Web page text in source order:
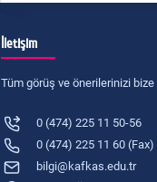
İletişim
Tüm görüş ve önerilerinizi
0 (474) 225 11 50-56
0 (474) 225 11 60 (Fax)
bilgi@kafkas.edu.tr